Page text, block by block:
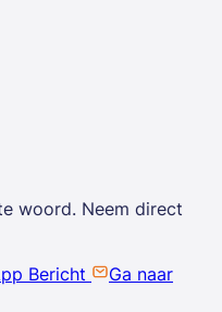
woord. Neem direct
Bericht
Ga naar